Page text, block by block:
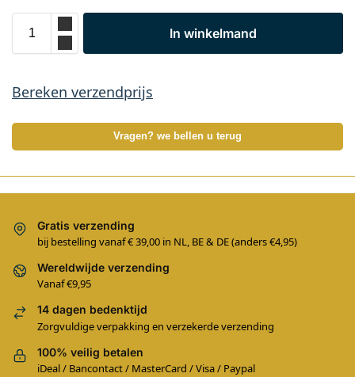
In winkelmand
Bereken verzendprijs
Vragen? we bellen u terug
Gratis verzending
bij bestelling vanaf € 39,00 in NL, BE & DE (anders €4,95)
Wereldwijde verzending
Vanaf €9,95
14 dagen bedenktijd
Zorgvuldige verpakking en verzekerde verzending
100% veilig betalen
iDeal / Bancontact / MasterCard / Visa / Paypal